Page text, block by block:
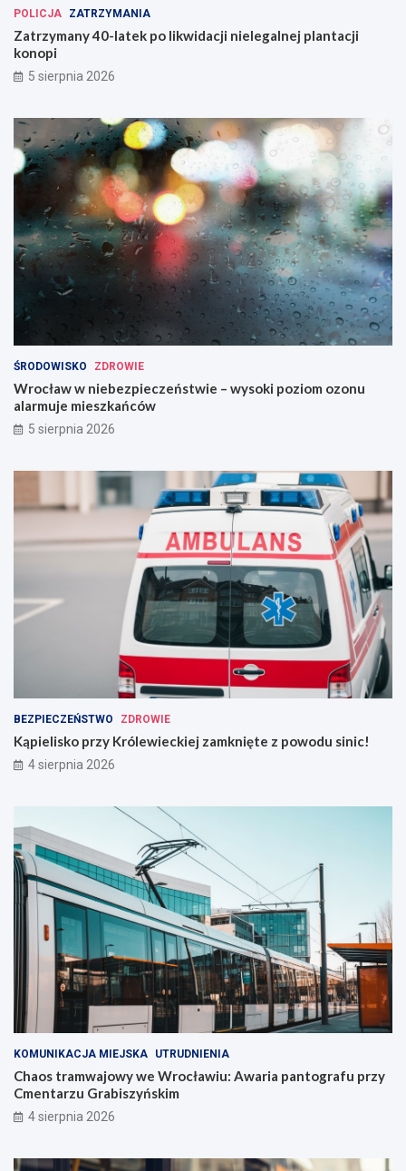
POLICJA ZATRZYMANIA
Zatrzymany 40-latek po likwidacji nielegalnej plantacji
konopi
5 sierpnia 2026
ŚRODOWISKO ZDROWIE
Wrocław w niebezpieczeństwie – wysoki poziom ozonu
alarmuje mieszkańców
5 sierpnia 2026
BEZPIECZEŃSTWO ZDROWIE
Kąpielisko przy Królewieckiej zamknięte z powodu sinic!
4 sierpnia 2026
KOMUNIKACJA MIEJSKA UTRUDNIENIA
Chaos tramwajowy we Wrocławiu: Awaria pantografu przy
Cmentarzu Grabiszyńskim
4 sierpnia 2026